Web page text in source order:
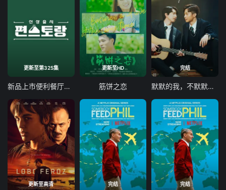
更新至第325集
新品上市便利餐厅第二季
更新至HD
筋饼之恋
完结
默默的我，不默默的我们 默默的我，不默默的我們
更新至高清 完结 完结